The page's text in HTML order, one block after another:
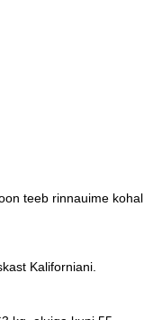
teeb rinnauime kohal
Kaliforniani.